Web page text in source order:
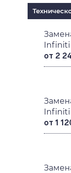
Infiniti
от 2
Infiniti
от 1